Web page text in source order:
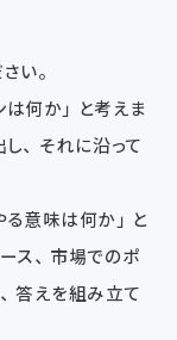
い。
何か」と考えま
、それに沿って
意味は何か」と
ス、市場でのポ
答えを組み立て